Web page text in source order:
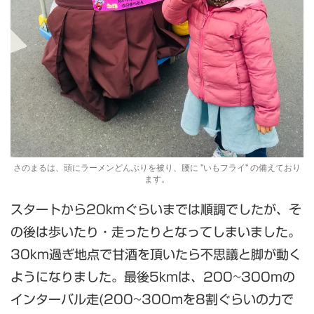
さのまるは、頭にラーメンどんぶりを被り、腰に "いもフライ" の備えており
ます。
スタートから20kmぐらいまでは順調でしたが、そ
の後は歩いたり・走ったりとなってしまいました。
30km過ぎ地点で甘酒を頂いたら不思議と脚が動く
ようになりました。最後5kmは、200~300mの
インターバル走(200~300mを8割ぐらいの力で